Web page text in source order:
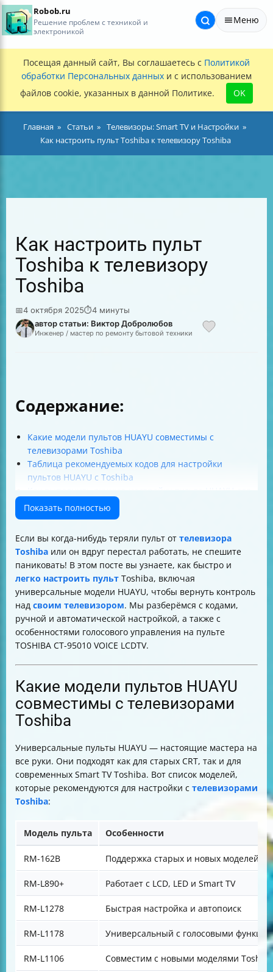
Robob.ru
Решение проблем с техникой и
электроникой
Меню
Посещая данный сайт, Вы соглашаетесь с Политикой
обработки Персональных данных и с использованием
файлов cookie, указанных в данной Политике.
OK
Главная Статьи
Телевизоры: Smart TV и Настройки
Как настроить пульт Toshiba к телевизору Toshiba
Как настроить пульт
Toshiba к телевизору
Toshiba
📅4 октября 2025⏱4 минуты
автор статьи: Виктор Добролюбов
Инженер / мастер по ремонту бытовой техники
Содержание:
Какие модели пультов HUAYU совместимы с
телевизорами Toshiba
Таблица рекомендуемых кодов для настройки
пультов HUAYU с Toshiba
телевизора Toshiba
Автоматический поиск кода для пульта HUAYU
Советы для улучшения работы пульта HUAYU с
телевизором Toshiba
Пульт TOSHIBA CT-95010 VOICE LCDTV с голосовым
управлением
Что делать, если пульт не подключается к телевизору
Проверка функций после настройки
Итог
Показать полностью
Если вы когда-нибудь теряли пульт от телевизора
Toshiba или он вдруг перестал работать, не спешите
паниковать! В этом посте вы узнаете, как быстро и
легко настроить пульт Toshiba, включая
универсальные модели HUAYU, чтобы вернуть контроль
над своим телевизором. Мы разберёмся с кодами,
ручной и автоматической настройкой, а также с
особенностями голосового управления на пульте
TOSHIBA CT-95010 VOICE LCDTV.
Какие модели пультов HUAYU
совместимы с телевизорами
Toshiba
Универсальные пульты HUAYU — настоящие мастера на
все руки. Они подходят как для старых CRT, так и для
современных Smart TV Toshiba. Вот список моделей,
которые рекомендуются для настройки с телевизорами
Toshiba:
Модель пульта Особенности
RM-162B Поддержка старых и новых моделей
RM-L890+ Работает с LCD, LED и Smart TV
RM-L1278 Быстрая настройка и автопоиск
RM-L1178 Универсальный с голосовыми
RM-L1106 Совместим с новыми моделями Toshiba